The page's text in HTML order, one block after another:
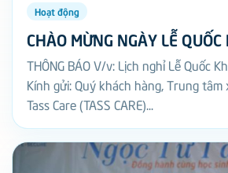
Hoạt động
CHÀO MỪNG NGÀY LỄ
THÔNG BÁO V/v: Lịch nghỉ Lễ Quốc
Kính gửi: Quý khách hàng, Trung tâm
Tass Care (TASS CARE)...